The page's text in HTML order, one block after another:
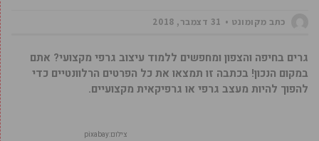
כתב מקומונט 31 דצמבר, 2018
גרים בחיפה והצפון ומחפשים ללמוד עיצוב גרפי מקצועי? אתם
במקום הנכון! בכתבה זו תמצאו את כל הפרטים הרלוונטיים כדי
להפוך להיות מעצב גרפי או גרפיקאית מקצועיים.
צילום:pixabay